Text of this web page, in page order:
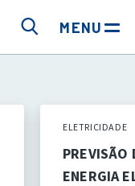
MENU
ELETRICIDADE
PREVISÃO
ENERGIA